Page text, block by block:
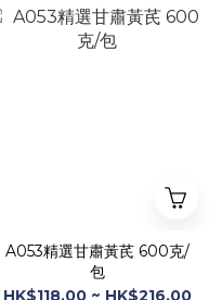
A053精選甘肅黃芪 600克/
包
HK$118.00 ~ HK$216.00